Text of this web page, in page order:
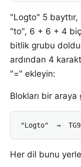
"Logto" 5
"to", 6 + 6 + 4
bitlik grubu
ardından 4
"=" ekleyin:
Blokları bir araya
"Logto"  →
Her dil bunu